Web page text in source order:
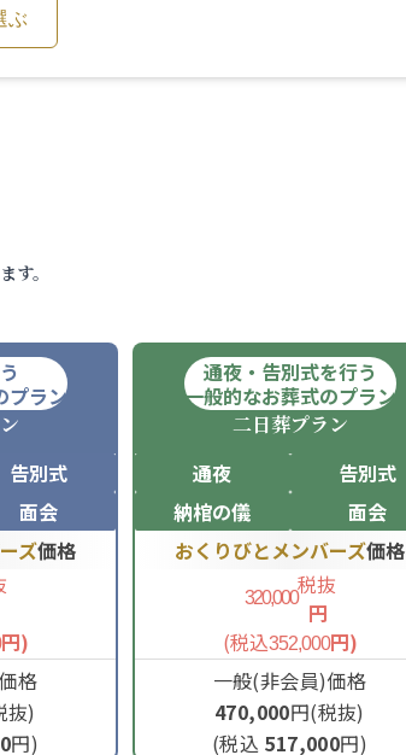
ぶ
す。
プラン
告別式
面会
ズ価格
円)
格
抜)
円)
通夜・告別式を行う
一般的なお葬式のプラン
二日葬プラン
通夜
告別式
納棺の儀
面会
おくりびとメンバーズ価格
320,000税抜
円
(税込352,000円)
一般(非会員)価格
470,000円(税抜)
(税込 517,000円)